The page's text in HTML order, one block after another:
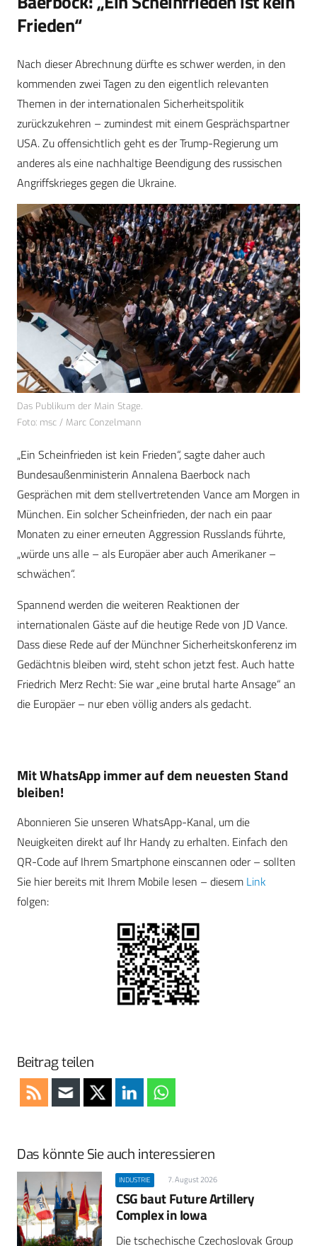
Frieden“
Nach dieser Abrechnung dürfte es schwer werden, in den
kommenden zwei Tagen zu den eigentlich relevanten
Themen in der internationalen Sicherheitspolitik
zurückzukehren – zumindest mit einem Gesprächspartner
USA. Zu offensichtlich geht es der Trump-Regierung um
anderes als eine nachhaltige Beendigung des russischen
Angriffskrieges gegen die Ukraine.
Das Publikum der Main Stage.
Foto: msc / Marc Conzelmann
„Ein Scheinfrieden ist kein Frieden“, sagte daher auch
Bundesaußenministerin Annalena Baerbock nach
Gesprächen mit dem stellvertretenden Vance am Morgen in
München. Ein solcher Scheinfrieden, der nach ein paar
Monaten zu einer erneuten Aggression Russlands führte,
„würde uns alle – als Europäer aber auch Amerikaner –
schwächen“.
Spannend werden die weiteren Reaktionen der
internationalen Gäste auf die heutige Rede von JD Vance.
Dass diese Rede auf der Münchner Sicherheitskonferenz im
Gedächtnis bleiben wird, steht schon jetzt fest. Auch hatte
Friedrich Merz Recht: Sie war „eine brutal harte Ansage“ an
die Europäer – nur eben völlig anders als gedacht.
Mit WhatsApp immer auf dem neuesten Stand
bleiben!
Abonnieren Sie unseren WhatsApp-Kanal, um die
Neuigkeiten direkt auf Ihr Handy zu erhalten. Einfach den
QR-Code auf Ihrem Smartphone einscannen oder – sollten
Sie hier bereits mit Ihrem Mobile lesen – diesem Link
folgen:
Beitrag teilen
Das könnte Sie auch interessieren
INDUSTRIE 7. August 2026
CSG baut Future Artillery
Complex in Iowa
Die tschechische Czechoslovak Group